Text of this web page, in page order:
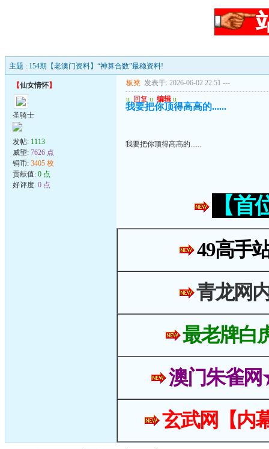
主题 : 154期【老澳门资料】“神算合数”最稳资料!
【仙女情怀】
圣骑士
发帖: 1113
威望: 7626 点
铜币: 3405 枚
贡献值: 0 点
好评度: 0 点
板凳 发表于: 2026-06-02 22:51 ---
u 回复 u 编辑 u
我要把你顶得高高的......
我要把你顶得高高的......
【
49高手
青龙网
最老牌白
澳门朱雀
玄武网【内